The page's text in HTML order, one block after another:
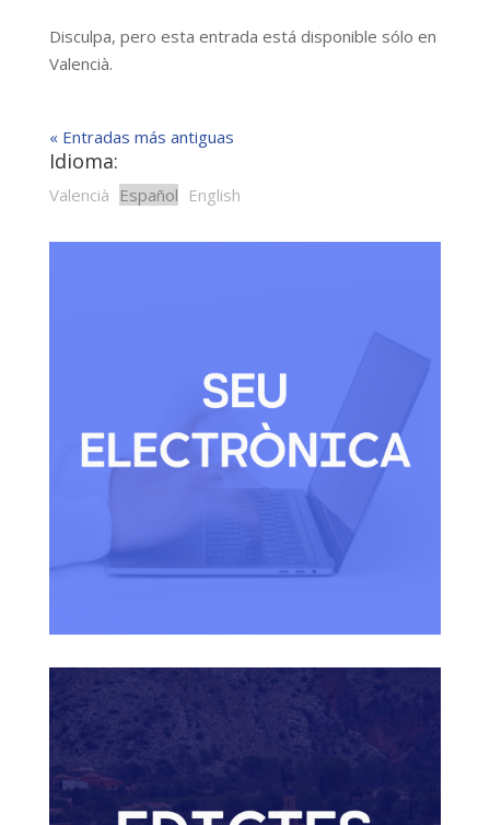
Disculpa, pero esta entrada está disponible sólo en
Valencià.
« Entradas más antiguas
Idioma:
Valencià Español English